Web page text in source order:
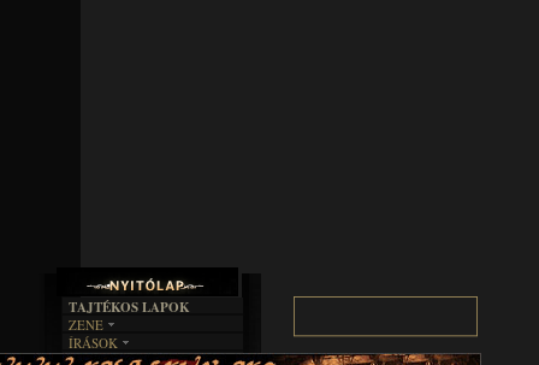
TAJTÉKOS LAPOK
ZENE
EGYÜTTESEK
ÍRÁSOK
BOSZORKÁNYKONYHA